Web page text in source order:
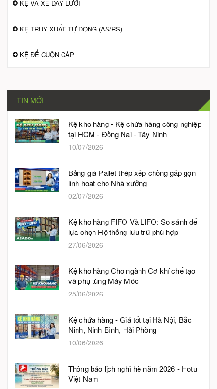
KỆ VÀ XE ĐẨY LƯỚI
KỆ TRUY XUẤT TỰ ĐỘNG (AS/RS)
KỆ ĐỂ CUỘN CÁP
TIN MỚI
Kệ kho hàng - Kệ chứa hàng công nghiệp
tại HCM - Đồng Nai - Tây Ninh
10/07/2026
Bảng giá Pallet thép xếp chồng gấp gọn
linh hoạt cho Nhà xưởng
02/07/2026
Kệ kho hàng FIFO Và LIFO: So sánh để
lựa chọn Hệ thống lưu trữ phù hợp
27/06/2026
Kệ kho hàng Cho ngành Cơ khí chế tạo
và phụ tùng Máy Móc
25/06/2026
Kệ chứa hàng - Giá tốt tại Hà Nội, Bắc
Ninh, Ninh Bình, Hải Phòng
10/06/2026
Thông báo lịch nghỉ hè năm 2026 - Hotu
Việt Nam